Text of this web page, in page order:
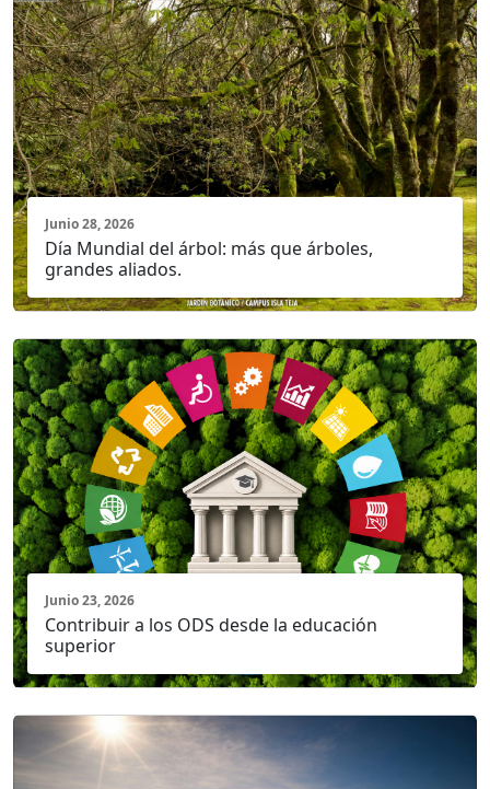
Junio 28, 2026
Día Mundial del árbol: más que árboles,
grandes aliados.
Junio 23, 2026
Contribuir a los ODS desde la educación
superior